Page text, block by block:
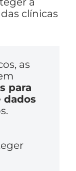
clínicas
as
para
dados